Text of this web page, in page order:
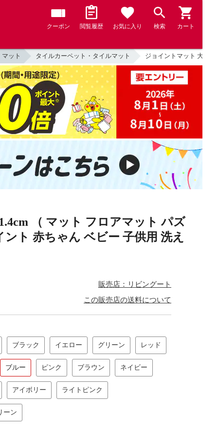
クーポン 閲覧履歴 お気に入り 検索 カート
ット タイルカーペット・タイルマット ジョイントマット 大判
（ マット フロアマット パズ
ト 赤ちゃん ベビー 子供用 洗え
販売店：リビングート
この販売店の送料について
ブラック イエロー グリーン レッド
ブルー ピンク ブラウン ネイビー
アイボリー ライトピンク
ーン